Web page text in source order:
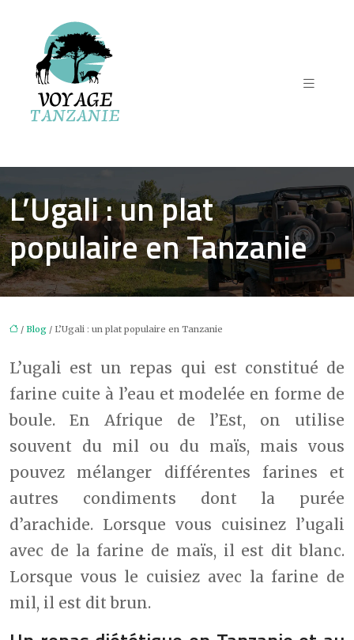
L’Ugali : un plat
populaire en Tanzanie
/ Blog / L’Ugali : un plat populaire en Tanzanie
L’ugali est un repas qui est constitué de
farine cuite à l’eau et modelée en forme de
boule. En Afrique de l’Est, on utilise
souvent du mil ou du maïs, mais vous
pouvez mélanger différentes farines et
autres condiments dont la purée
d’arachide. Lorsque vous cuisinez l’ugali
avec de la farine de maïs, il est dit blanc.
Lorsque vous le cuisiez avec la farine de
mil, il est dit brun.